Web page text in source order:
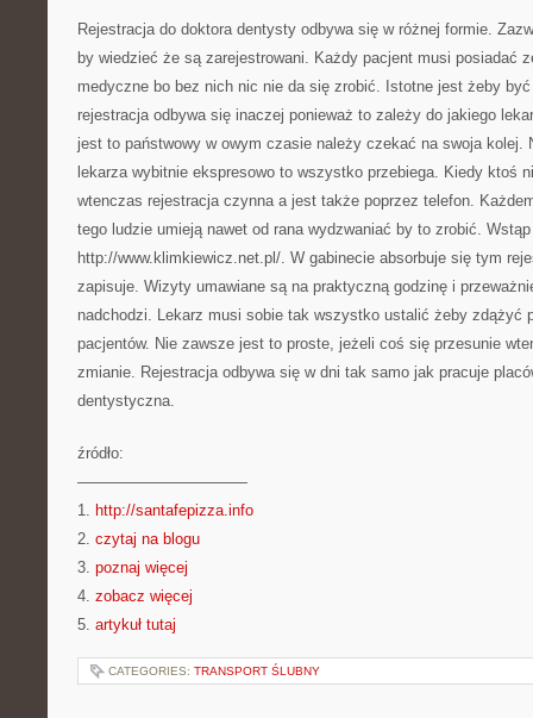
Rejestracja do doktora dentysty odbywa się w różnej formie.
by wiedzieć że są zarejestrowani. Każdy pacjent musi posiadać
medyczne bo bez nich nic nie da się zrobić. Istotne jest żeby
rejestracja odbywa się inaczej ponieważ to zależy do jakiego
jest to państwowy w owym czasie należy czekać na swoja kolej.
lekarza wybitnie ekspresowo to wszystko przebiega. Kiedy ktoś
wtenczas rejestracja czynna a jest także poprzez telefon.
tego ludzie umieją nawet od rana wydzwaniać by to zrobić.
http://www.klimkiewicz.net.pl/. W gabinecie absorbuje się tym
zapisuje. Wizyty umawiane są na praktyczną godzinę i
nadchodzi. Lekarz musi sobie tak wszystko ustalić żeby zdążyć
pacjentów. Nie zawsze jest to proste, jeżeli coś się przesunie
zmianie. Rejestracja odbywa się w dni tak samo jak pracuje
dentystyczna.
źródło:
———————————
1. http://santafepizza.info
2. czytaj na blogu
3. poznaj więcej
4. zobacz więcej
5. artykuł tutaj
CATEGORIES: TRANSPORT ŚLUBNY